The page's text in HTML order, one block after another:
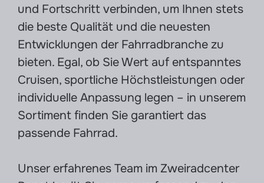
und Fortschritt verbinden, um Ihnen stets
die beste Qualität und die neuesten
Entwicklungen der Fahrradbranche zu
bieten. Egal, ob Sie Wert auf entspanntes
Cruisen, sportliche Höchstleistungen oder
individuelle Anpassung legen – in unserem
Sortiment finden Sie garantiert das
passende Fahrrad.
Unser erfahrenes Team im Zweiradcenter